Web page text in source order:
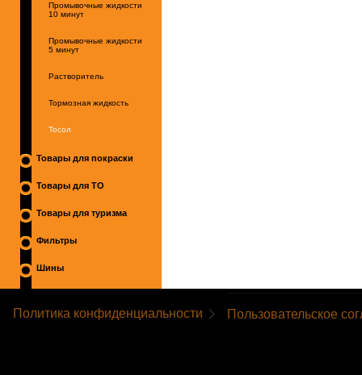
Промывочные жидкости
10 минут
Промывочные жидкости
5 минут
Растворитель
Тормозная жидкость
Тосол
Товары для покраски
Товары для ТО
Товары для туризма
Фильтры
Шины
Политика конфиденциальности Пользовательское